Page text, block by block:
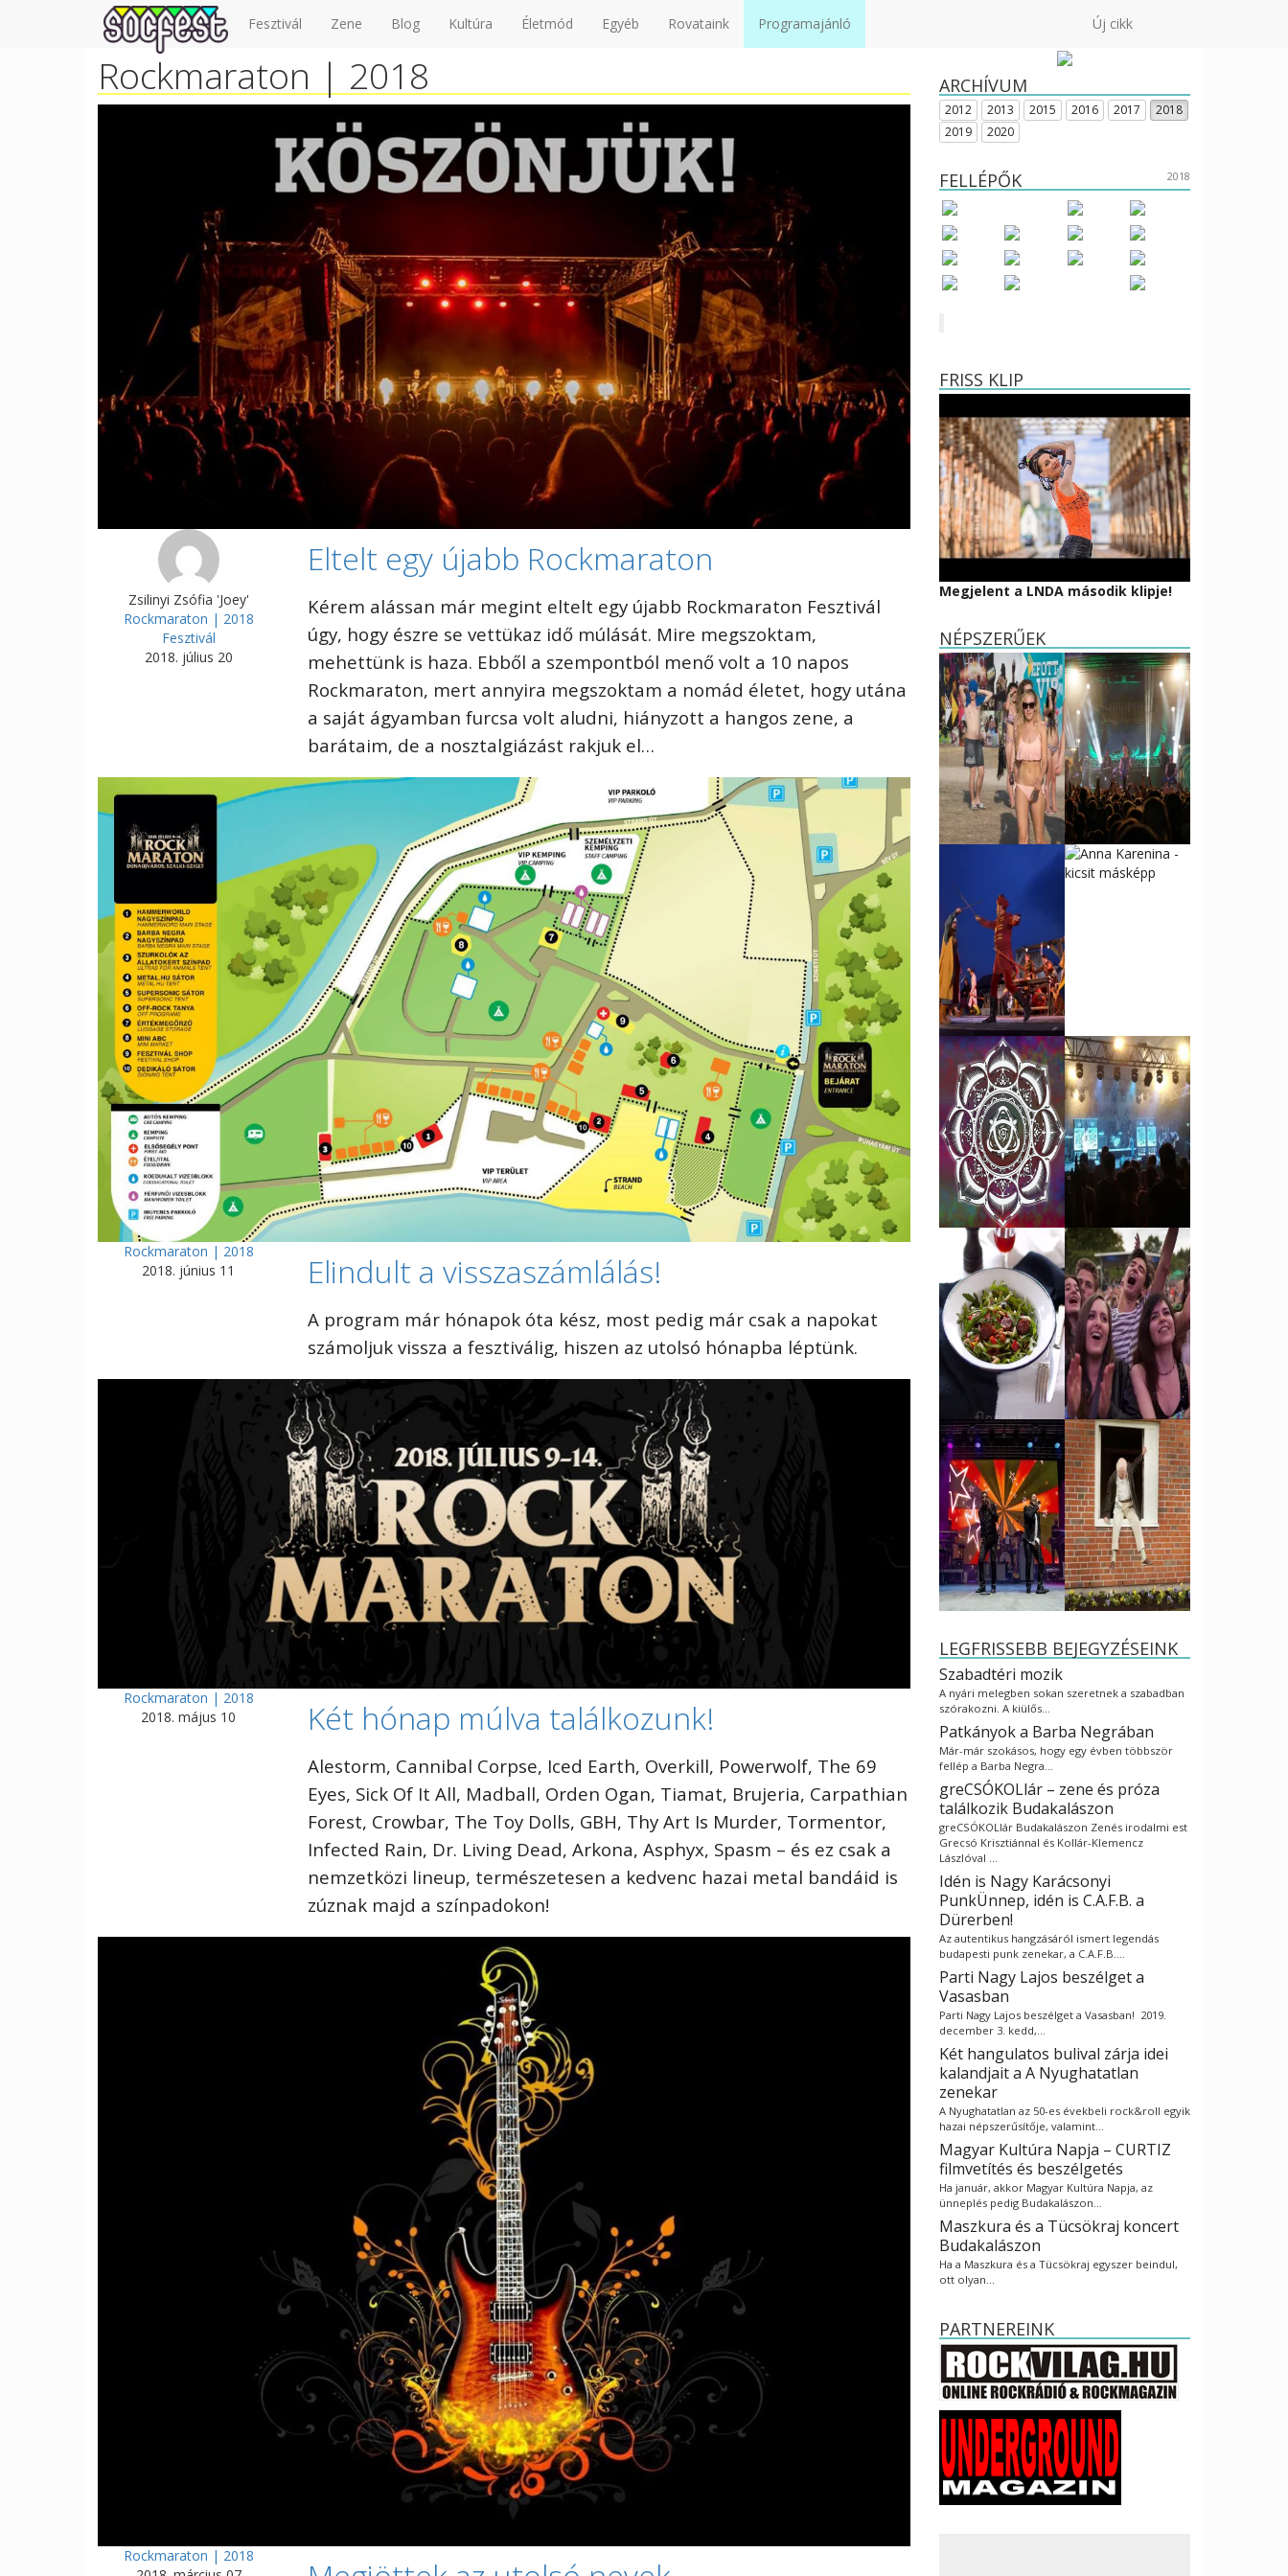
Fesztivál Zene Blog Kultúra Életmód Egyéb Rovataink Programajánló Új cikk
Rockmaraton | 2018
Zsilinyi Zsófia 'Joey'
Rockmaraton | 2018
Fesztivál
2018. július 20
Eltelt egy újabb Rockmaraton
Kérem alássan már megint eltelt egy újabb Rockmaraton Fesztivál
úgy, hogy észre se vettükaz idő múlását. Mire megszoktam,
mehettünk is haza. Ebből a szempontból menő volt a 10 napos
Rockmaraton, mert annyira megszoktam a nomád életet, hogy utána
a saját ágyamban furcsa volt aludni, hiányzott a hangos zene, a
barátaim, de a nosztalgiázást rakjuk el…
Rockmaraton | 2018
2018. június 11
Elindult a visszaszámlálás!
A program már hónapok óta kész, most pedig már csak a napokat
számoljuk vissza a fesztiválig, hiszen az utolsó hónapba léptünk.
Rockmaraton | 2018
2018. május 10
Két hónap múlva találkozunk!
Alestorm,️ Cannibal Corpse, Iced Earth, Overkill️, Powerwolf️, The 69
Eyes, Sick Of It All,️ Madball, Orden Ogan,️ Tiamat️, Brujeria,️ Carpathian
Forest,️ Crowbar,️ The Toy Dolls,️ GBH,️ Thy Art Is Murder, ️Tormentor,
Infected Rain, ️Dr. Living Dead,️ Arkona, Asphyx, Spasm – és ez csak a
nemzetközi lineup, természetesen a kedvenc hazai metal bandáid is
zúznak majd a színpadokon!
Rockmaraton | 2018
ARCHÍVUM
2012 2013 2015 2016 2017
2018
2019
2020
FELLÉPŐK 2018
FRISS KLIP
Megjelent a LNDA második klipje!
NÉPSZERŰEK
LEGFRISSEBB BEJEGYZÉSEINK
Szabadtéri mozik
A nyári melegben sokan szeretnek a szabadban
szórakozni. A kiülős…
Patkányok a Barba Negrában
Már-már szokásos, hogy egy évben többször
fellép a Barba Negra…
greCSÓKOLlár – zene és próza
találkozik Budakalászon
greCSÓKOLlár Budakalászon Zenés irodalmi est
Grecsó Krisztiánnal és Kollár-Klemencz
Lászlóval …
Idén is Nagy Karácsonyi
PunkÜnnep, idén is C.A.F.B. a
Dürerben!
Az autentikus hangzásáról ismert legendás
budapesti punk zenekar, a C.A.F.B.…
Parti Nagy Lajos beszélget a
Vasasban
Parti Nagy Lajos beszélget a Vasasban! 2019.
december 3. kedd,…
Két hangulatos bulival zárja idei
kalandjait a A Nyughatatlan
zenekar
A Nyughatatlan az 50-es évekbeli rock&roll egyik
hazai népszerűsítője, valamint…
Magyar Kultúra Napja – CURTIZ
filmvetítés és beszélgetés
Ha január, akkor Magyar Kultúra Napja, az
ünneplés pedig Budakalászon…
Maszkura és a Tücsökraj koncert
Budakalászon
Ha a Maszkura és a Tücsökraj egyszer beindul,
ott olyan…
PARTNEREINK